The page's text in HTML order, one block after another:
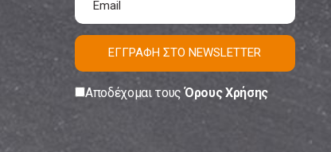
ΕΓΓΡΑΦΗ ΣΤΟ NEWSLETTER
Αποδέχομαι τουςΌρους Χρήσης